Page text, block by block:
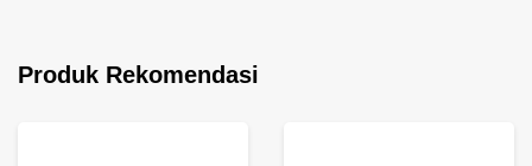
Produk Rekomendasi